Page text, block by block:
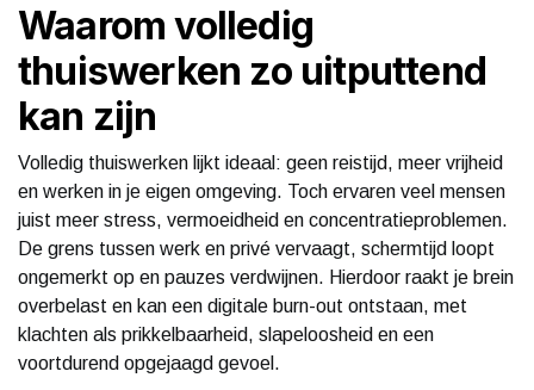
Waarom volledig
thuiswerken zo uitputtend
kan zijn
Volledig thuiswerken lijkt ideaal: geen reistijd, meer vrijheid
en werken in je eigen omgeving. Toch ervaren veel mensen
juist meer stress, vermoeidheid en concentratieproblemen.
De grens tussen werk en privé vervaagt, schermtijd loopt
ongemerkt op en pauzes verdwijnen. Hierdoor raakt je brein
overbelast en kan een digitale burn-out ontstaan, met
klachten als prikkelbaarheid, slapeloosheid en een
voortdurend opgejaagd gevoel.